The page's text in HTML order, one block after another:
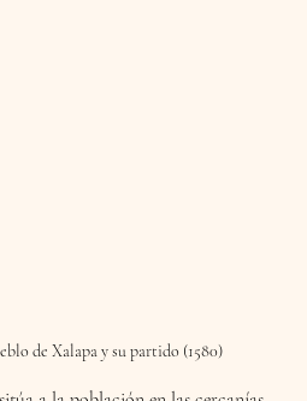
de Xalapa y su partido (1580)